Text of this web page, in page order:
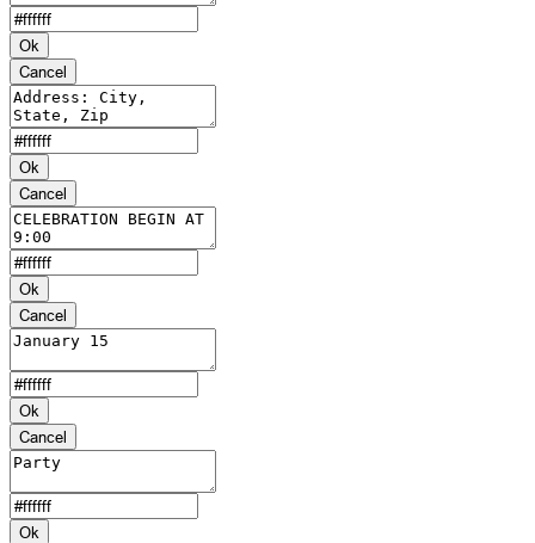
Ok
Cancel
Ok
Cancel
Ok
Cancel
Ok
Cancel
Ok